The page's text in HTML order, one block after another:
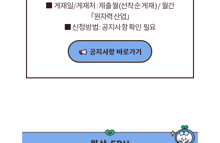
■ 게재일/게재처 : 제출월(선착순 게재) / 월간
「원자력산업」
■ 신청방법 : 공지사항 확인 필요